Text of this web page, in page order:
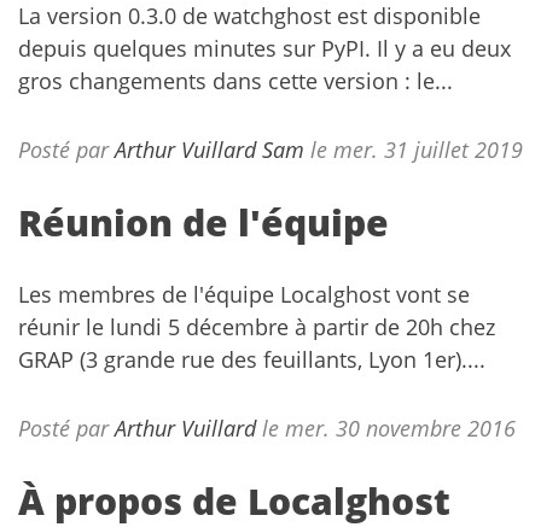
La version 0.3.0 de watchghost est disponible
depuis quelques minutes sur PyPI. Il y a eu deux
gros changements dans cette version : le...
Posté parArthur Vuillard Sam le mer. 31 juillet 2019
Réunion de l'équipe
Les membres de l'équipe Localghost vont se
réunir le lundi 5 décembre à partir de 20h chez
GRAP (3 grande rue des feuillants, Lyon 1er)....
Posté parArthur Vuillardle mer. 30 novembre 2016
À propos de Localghost